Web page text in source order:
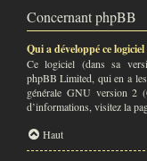
Concernant phpBB
Qui a développé ce
Ce logiciel (dans sa
phpBB Limited , qui en a
générale GNU version 2
d’informations, visitez la
Haut